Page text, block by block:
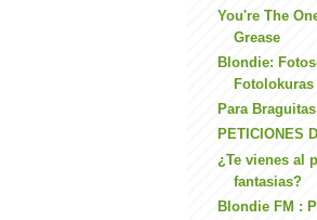
You're The
Grease
Blondie:
Fotolokuras
Para
PETICIONES
¿Te vienes al
fantasias?
Blondie FM :